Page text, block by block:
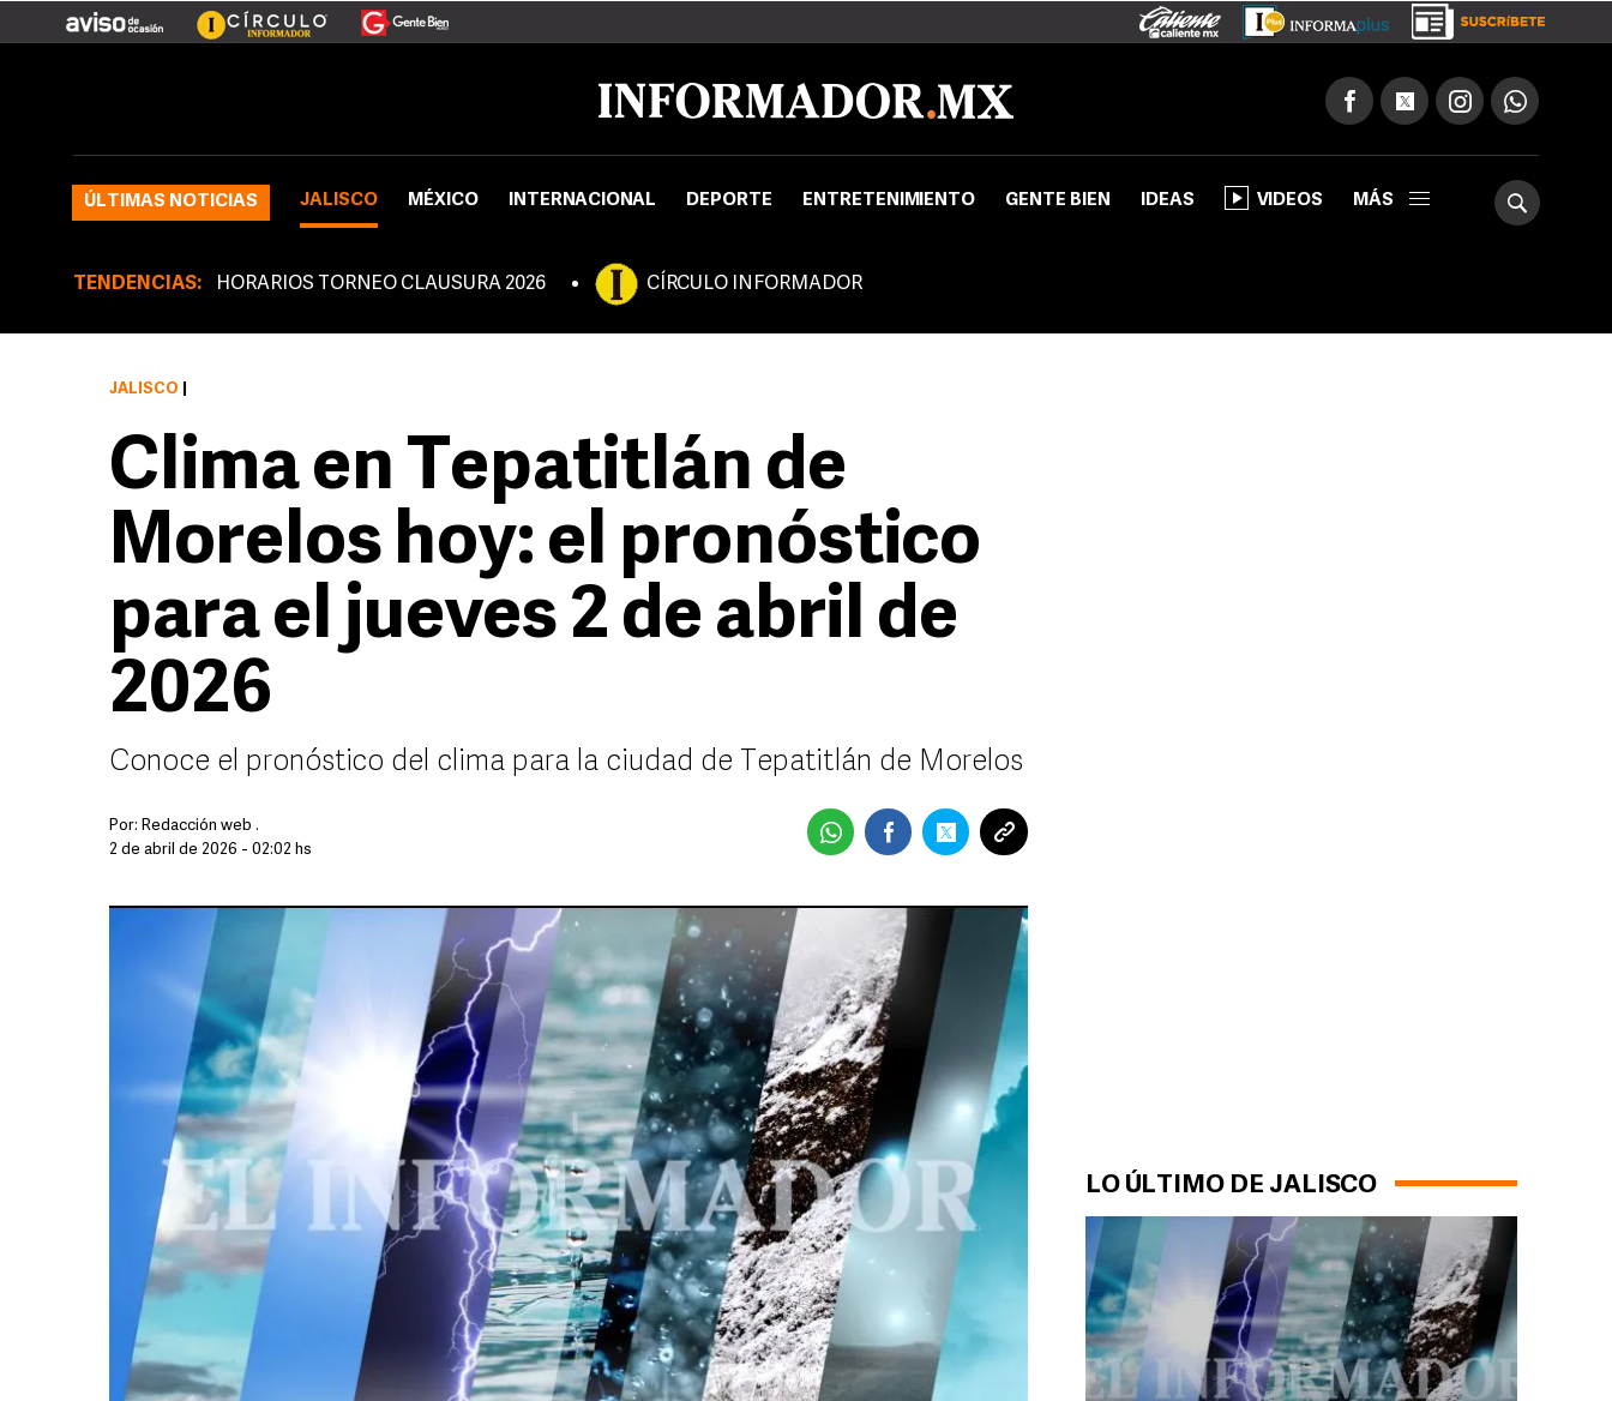
ÚLTIMAS NOTICIAS JALISCO MÉXICO INTERNACIONAL DEPORTE ENTRETENIMIENTO GENTE BIEN IDEAS VIDEOS MÁS
TENDENCIAS: HORARIOS TORNEO CLAUSURA 2026 CÍRCULO INFORMADOR
LO ÚLTIMO DE JALISCO
JALISCO
Clima en Tepatitlán de
Morelos hoy: el pronóstico
para el jueves 2 de abril de
2026
Conoce el pronóstico del clima para la ciudad de Tepatitlán de Morelos
Por: Redacción web .
2 de abril de 2026 - 02:02 hs